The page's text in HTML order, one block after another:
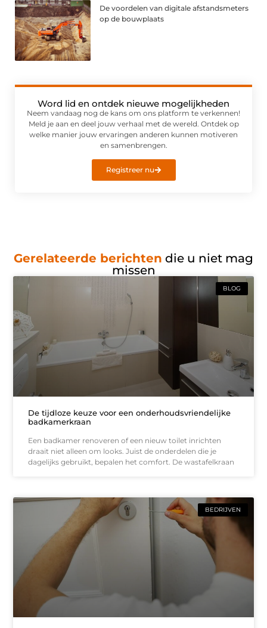
De voordelen van digitale afstandsmeters
op de bouwplaats
Word lid en ontdek nieuwe mogelijkheden
Neem vandaag nog de kans om ons platform te verkennen!
Meld je aan en deel jouw verhaal met de wereld. Ontdek op
welke manier jouw ervaringen anderen kunnen motiveren
en samenbrengen.
Registreer nu
Gerelateerde berichten die u niet mag
missen
BLOG
De tijdloze keuze voor een onderhoudsvriendelijke
badkamerkraan
Een badkamer renoveren of een nieuw toilet inrichten
draait niet alleen om looks. Juist de onderdelen die je
dagelijks gebruikt, bepalen het comfort. De wastafelkraan
BEDRIJVEN